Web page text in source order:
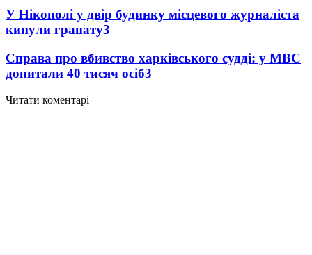
У Нікополі у двір будинку місцевого журналіста
кинули гранату3
Справа про вбивство харківського судді: у МВС
допитали 40 тисяч осіб3
Читати коментарі